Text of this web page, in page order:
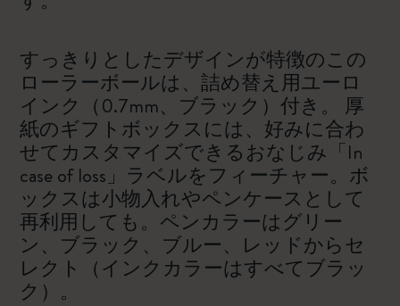
すっきりとしたデザインが特徴のこの
ローラーボールは、詰め替え用ユーロ
インク（0.7mm、ブラック）付き。 厚
紙のギフトボックスには、好みに合わ
せてカスタマイズできるおなじみ「In
case of loss」ラベルをフィーチャー。ボ
ックスは小物入れやペンケースとして
再利用しても。ペンカラーはグリー
ン、ブラック、ブルー、レッドからセ
レクト（インクカラーはすべてブラッ
ク）。